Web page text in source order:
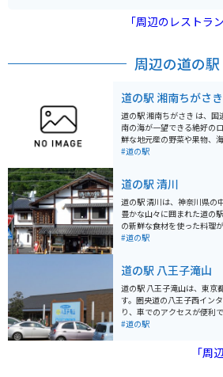
ジェットコースター「バニッシュ！」やウォータースラ
イダーなど、アトラクションが豊富に揃っています。料
できます。
「周辺のレストラ
周辺の道の駅
道の駅 湘南ちがさき
道の駅 湘南ちがさき は、
南の海が一望できる絶好のロ
鮮な地元産の野菜や果物、
は、湘南の豊かな恵みを感
た、レストランでは、しら
ど、地元の食材を活かした
眺めながら食事ができるテ
がらゆったりとした時間を過ごせます。
方には、無料の駐輪場が用
には、江の島や鎌倉などの
おり、足を延ばしてみるのも良いで
ちがさき では、定期的にイ
地元のアーティストによる
ど、湘南の文化に触れるこ
ト情報は、公式ウェブサイトで確
を使ったお菓子などがおすすめです。
#道の駅
道の駅 清川
道の駅 清川は、神奈川県の
豊かな山々に囲まれた道の
の新鮮な食材を使った料理が魅力です。
際は、宮ヶ瀬湖やヤビツ峠
品である、新鮮な野菜や果
です。また、レストランで
に使った料理を楽しむこと
猪肉を使った「猪肉丼」は
メニューです。
#道の駅
道の駅 八王子滝山
道の駅 八王子滝山は、東京
す。圏央道の八王子西イン
り、車でのアクセスが便利です。 地元の農産物
きる「農産物直売所」や、
憩に最適なスポットです。 特に、地元八王子産の新鮮な
野菜は人気が高く、旬の野
#道の駅
「周